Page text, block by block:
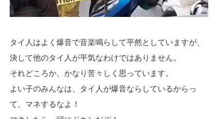
タイ人はよく爆音で音楽鳴らして平然としていますが、
決して他のタイ人が平気なわけではありません。
それどころか、かなり苦々しく思っています。
よい子のみんなは、タイ人が爆音ならしているからっ
て、マネするなよ！